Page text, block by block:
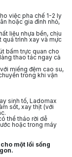
việc pha chế 1-2 ly
hoặc gia đình nhỏ,
liệu nhựa bền, chịu
quá trình xay và mực
bấm trực quan cho
thao tác ngay cả
miếng đệm cao su,
trong khi vận
sinh tố, Ladomax
sốt, xay thịt (với
thể tháo rời dễ
hoặc trong máy
một lối sống